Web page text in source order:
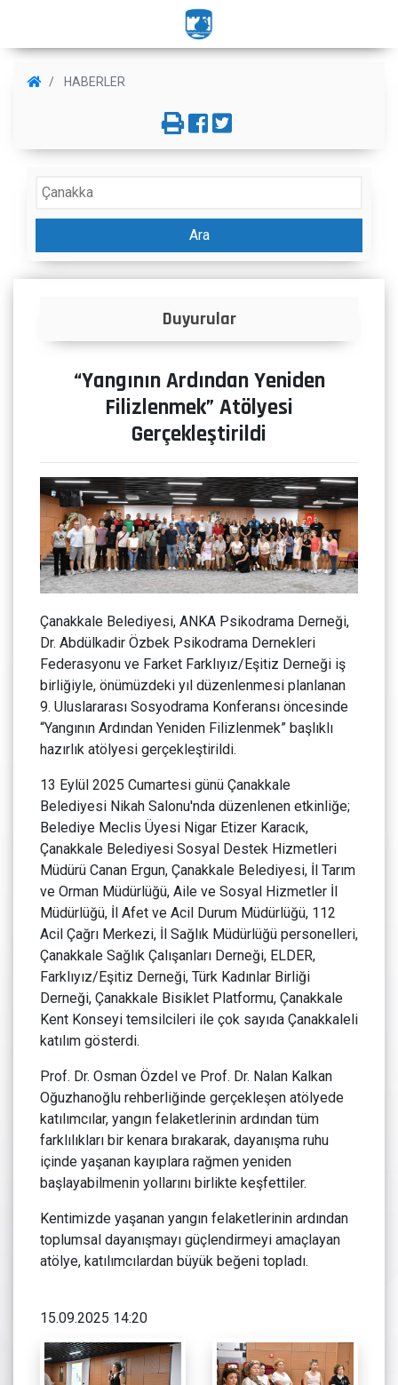
HABERLER
Ara
İlanlar
“Yangının Ardından Yeniden
Filizlenmek” Atölyesi
Gerçekleştirildi
Çanakkale Belediyesi, ANKA Psikodrama Derneği,
Dr. Abdülkadir Özbek Psikodrama Dernekleri
Federasyonu ve Farket Farklıyız/Eşitiz Derneği iş
birliğiyle, önümüzdeki yıl düzenlenmesi planlanan
9. Uluslararası Sosyodrama Konferansı öncesinde
“Yangının Ardından Yeniden Filizlenmek” başlıklı
hazırlık atölyesi gerçekleştirildi.
13 Eylül 2025 Cumartesi günü Çanakkale
Belediyesi Nikah Salonu'nda düzenlenen etkinliğe;
Belediye Meclis Üyesi Nigar Etizer Karacık,
Çanakkale Belediyesi Sosyal Destek Hizmetleri
Müdürü Canan Ergun, Çanakkale Belediyesi, İl Tarım
ve Orman Müdürlüğü, Aile ve Sosyal Hizmetler İl
Müdürlüğü, İl Afet ve Acil Durum Müdürlüğü, 112
Acil Çağrı Merkezi, İl Sağlık Müdürlüğü personelleri,
Çanakkale Sağlık Çalışanları Derneği, ELDER,
Farklıyız/Eşitiz Derneği, Türk Kadınlar Birliği
Derneği, Çanakkale Bisiklet Platformu, Çanakkale
Kent Konseyi temsilcileri ile çok sayıda Çanakkaleli
katılım gösterdi.
Prof. Dr. Osman Özdel ve Prof. Dr. Nalan Kalkan
Oğuzhanoğlu rehberliğinde gerçekleşen atölyede
katılımcılar, yangın felaketlerinin ardından tüm
farklılıkları bir kenara bırakarak, dayanışma ruhu
içinde yaşanan kayıplara rağmen yeniden
başlayabilmenin yollarını birlikte keşfettiler.
Kentimizde yaşanan yangın felaketlerinin ardından
toplumsal dayanışmayı güçlendirmeyi amaçlayan
atölye, katılımcılardan büyük beğeni topladı.
15.09.2025 14:20